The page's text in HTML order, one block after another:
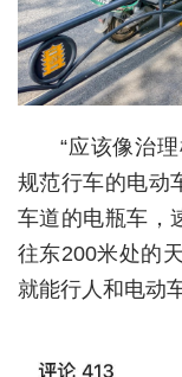
悠游
相亲
汽车
房产
消费
创意
“应该像治
规范行车的电动
车道的电瓶车，
往东200米处的
就能行人和电动